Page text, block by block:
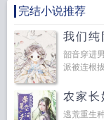
完结小说推荐
我们纯
韶音穿进
派被连根
农家长
逃荒重生